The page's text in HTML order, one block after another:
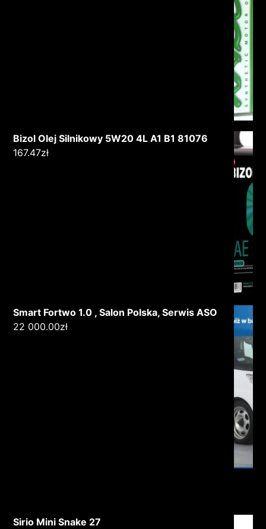
Bizol Olej Silnikowy 5W20 4L A1 B1 81076
167.47zł
Smart Fortwo 1.0 , Salon Polska, Serwis ASO
22 000.00zł
Sirio Mini Snake 27